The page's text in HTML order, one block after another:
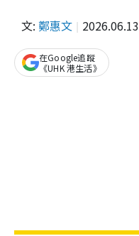
文: 鄭惠文 2026.06.13
在Google追蹤
《UHK 港生活》